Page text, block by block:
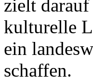
zielt darauf
kulturelle
ein
schaffen.